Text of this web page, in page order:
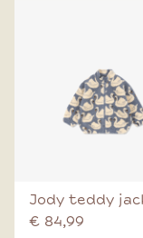
Jody teddy
€ 84,99